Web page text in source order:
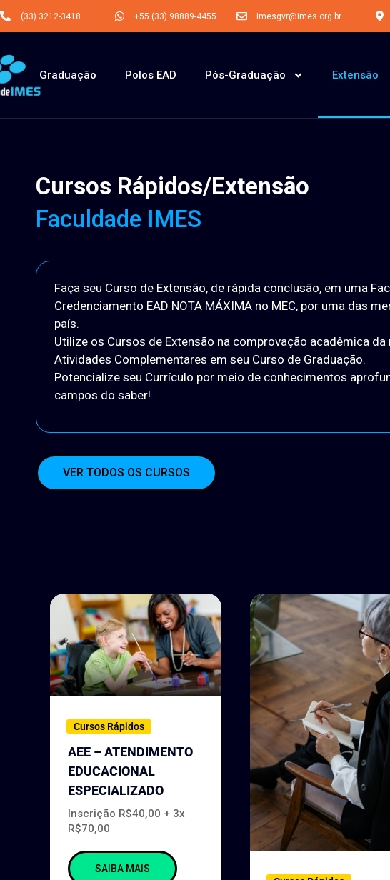
(33) 3212-3418 +55 (33) 98889-4455 imesgvr@imes.org.br
Graduação Polos EAD Pós-Graduação Extensão
Cursos Rápidos/Extensão
Faculdade IMES
Faça seu Curso de Extensão, de rápida conclusão, em uma
Credenciamento EAD NOTA MÁXIMA no MEC, por uma das
país.
Utilize os Cursos de Extensão na comprovação acadêmica da
Atividades Complementares em seu Curso de Graduação.
Potencialize seu Currículo por meio de conhecimentos
campos do saber!
VER TODOS OS CURSOS
Cursos Rápidos
AEE – ATENDIMENTO
EDUCACIONAL
ESPECIALIZADO
Inscrição R$40,00 + 3x
R$70,00
SAIBA MAIS